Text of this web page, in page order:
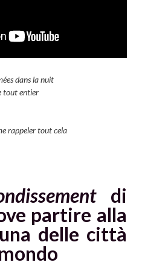
dans la nuit
tout entier
rappeler tout cela
di
partire alla
delle città